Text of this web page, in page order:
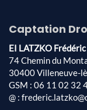
Captation
EI LATZKO Frédéric
74 Chemin du
30400 Villeneuve-
GSM : 06 11 02 32
@ :